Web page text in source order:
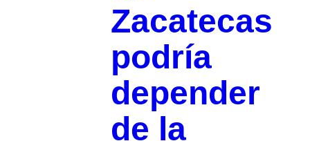
Zacatecas
podría
depender
de la